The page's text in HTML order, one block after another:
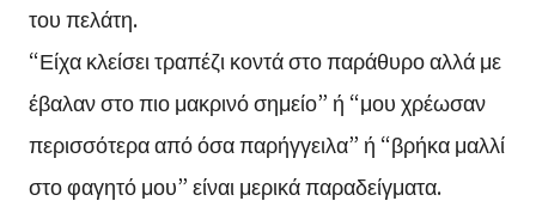
του πελάτη.
“Είχα κλείσει τραπέζι κοντά στο παράθυρο αλλά με
έβαλαν στο πιο μακρινό σημείο” ή “μου χρέωσαν
περισσότερα από όσα παρήγγειλα” ή “βρήκα μαλλί
στο φαγητό μου” είναι μερικά παραδείγματα.